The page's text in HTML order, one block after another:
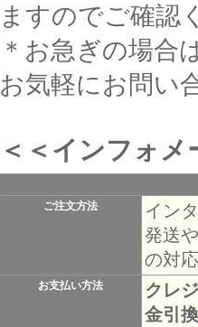
ますのでご確認
＊お急ぎの場合
お気軽にお問い
＜＜インフォ
ご注文方法
イン
発送
の対
お支払い方法
クレ
金引